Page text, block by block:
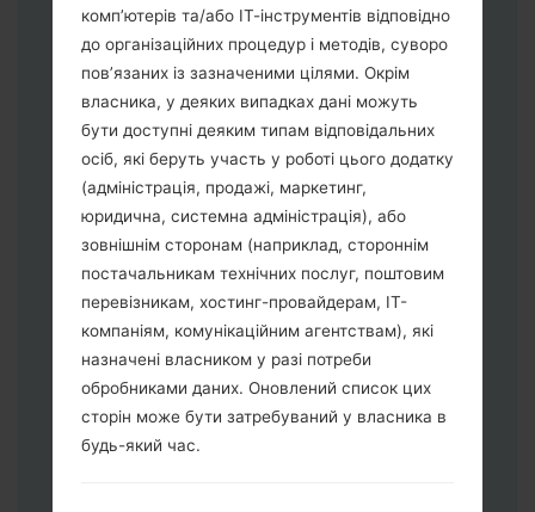
Інструкції
Завантажте на свій ПК:Odin 3.
Далі завантажте та розпакуйте файл
комп’ютерів та/або ІТ-інструментів відповідно
до організаційних процедур і методів, суворо
пов’язаних із зазначеними цілями. Окрім
власника, у деяких випадках дані можуть
бути доступні деяким типам відповідальних
осіб, які беруть участь у роботі цього додатку
(адміністрація, продажі, маркетинг,
юридична, системна адміністрація), або
зовнішнім сторонам (наприклад, стороннім
постачальникам технічних послуг, поштовим
перевізникам, хостинг-провайдерам, ІТ-
компаніям, комунікаційним агентствам), які
назначені власником у разі потреби
обробниками даних. Оновлений список цих
сторін може бути затребуваний у власника в
будь-який час.